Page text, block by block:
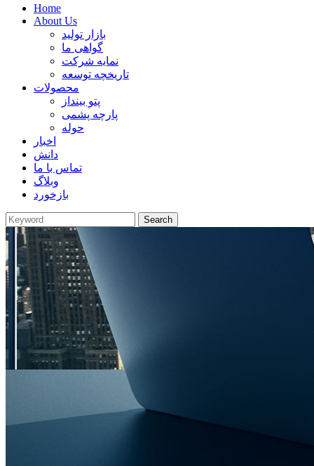
Home
About Us
بازار تولید
گواهی ما
نمایه شرکت
تاریخچه توسعه
محصولات
پتو بینداز
پارچه پشمی
حوله
اخبار
دانش
تماس با ما
وبلاگ
بازخورد